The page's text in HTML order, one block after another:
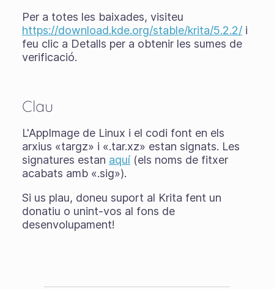
Per a totes les baixades, visiteu
https://download.kde.org/stable/krita/5.2.2/i
feu clic a Detalls per a obtenir les sumes de
verificació.
Clau
L'AppImage de Linux i el codi font en els
arxius «targz» i «.tar.xz» estan signats. Les
signatures estan aquí(els noms de fitxer
acabats amb «.sig»).
Si us plau, doneu suport al Krita fent un
donatiu o unint-vos al fons de
desenvolupament!